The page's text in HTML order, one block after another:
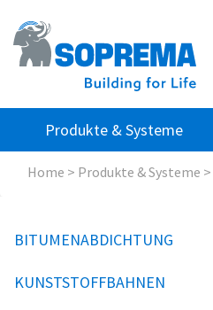
Produkte & Systeme
Home > Produkte & Systeme >
BITUMENABDICHTUNG
KUNSTSTOFFBAHNEN